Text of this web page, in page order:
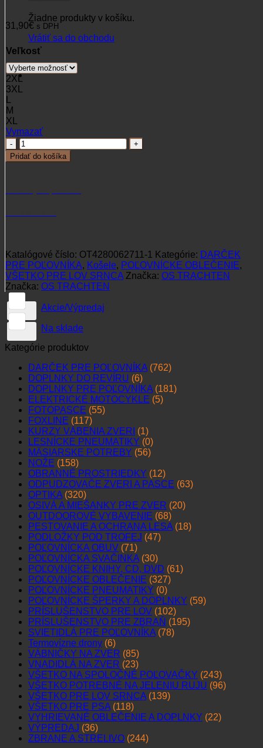
Žiadne produkty v košíku.
Vrátiť sa do obchodu
31,90€ s DPH
Veľkosť
2XL
3XL
M
XL
Vymazať
množstvo
Pánska
košela
Pridať do košíka
Katalógové číslo: OT4280062711-1 Kategórie: DARČEK
PRE POĽOVNÍKA, Košele, POĽOVNÍCKE OBLEČENIE,
VŠETKO PRE LOV SRNCA Značka: OS TRACHTEN
Značka: OS TRACHTEN
Akcie/Výpredaj
Na sklade
Kategórie produktov
DARČEK PRE POĽOVNÍKA (762)
DOPLNKY DO REVÍRU (6)
DOPLNKY PRE POĽOVNÍKA (181)
ELEKTRICKÉ MOTOCYKLE (5)
FOTOPASCE (55)
FOXLINE (117)
KURZY VÁBENIA ZVERI (1)
LESNÍCKE PNEUMATIKY (0)
MÄSIARSKE POTREBY (56)
NOŽE (158)
OBRANNÉ PROSTRIEDKY (12)
ODPUDZOVAČE ZVERI A PASCE (63)
OPTIKA (320)
OSIVÁ A MIEŠANKY PRE ZVER (20)
OUTDOOROVÉ VYBAVENIE (68)
PESTOVANIE A OCHRANA LESA (18)
PODLOŽKY POD TROFEJ (47)
POĽOVNÍCKA OBUV (71)
POĽOVNÍCKA SVAČINKA (30)
POĽOVNÍCKE KNIHY, CD, DVD (61)
POĽOVNÍCKE OBLEČENIE (327)
POĽOVNÍCKE PNEUMATIKY (0)
POĽOVNÍCKE ŠPERKY A DOPLNKY (59)
PRÍSLUŠENSTVO PRE LOV (102)
PRÍSLUŠENSTVO PRE ZBRAŇ (195)
SVIETIDLÁ PRE POĽOVNÍKA (78)
Termovízne drony (6)
VÁBNIČKY NA ZVER (85)
VNADIDLÁ NA ZVER (23)
VŠETKO NA SPOLOČNÉ POĽOVAČKY (243)
VŠETKO POTREBNÉ NA JELENIU RUJU (96)
VŠETKO PRE LOV SRNCA (139)
VŠETKO PRE PSA (118)
VYHRIEVANÉ OBLEČENIE A DOPLNKY (22)
VÝPREDAJ (36)
ZBRANE A STRELIVO (244)